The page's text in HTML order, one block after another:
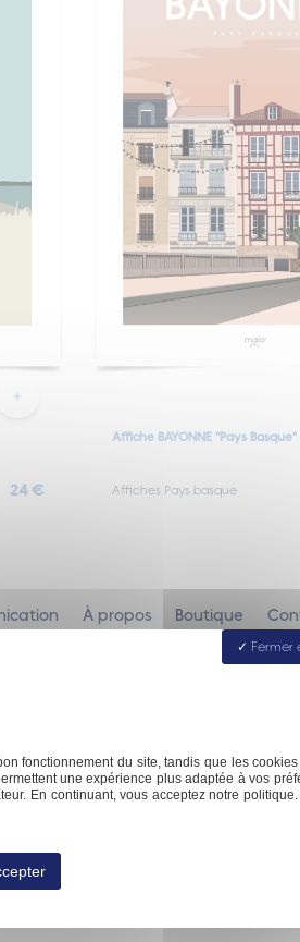
24 €
Affiche BAYONNE "Pays Basque"
Affiches Pays basque
À propos Boutique
fonctionnement du site, tandis que les
une expérience plus adaptée à vos
En continuant, vous acceptez notre